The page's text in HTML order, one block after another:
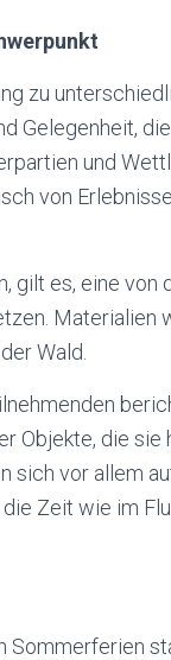
zu
Gelegenheit,
und
von
gilt es, eine von
Materialien
Wald.
Objekte, die sie
sich vor allem
Zeit wie im
Sommerferien